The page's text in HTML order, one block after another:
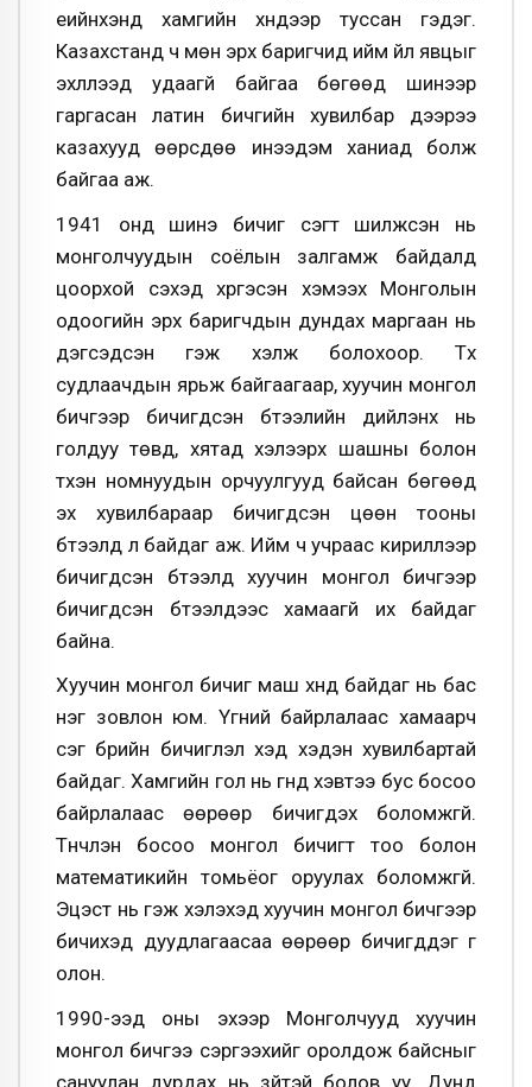
үеийнхэнд хамгийн хүндээр туссан гэдэг.
Казахстанд ч мөн эрх баригчид ийм үйл явцыг
эхлүүлээд удаагүй байгаа бөгөөд шинээр
гаргасан латин бичгийн хувилбар дээрээ
казахууд өөрсдөө инээдэм ханиад болж
байгаа аж.
1941 онд шинэ бичиг үсэгт шилжсэн нь
монголчуудын соёлын залгамж байдалд
цоорхой үүсэхэд хүргэсэн хэмээх Монголын
одоогийн эрх баригчдын дундах маргаан нь
дэгсэдсэн гэж хэлж болохоор. Түүх
судлаачдын ярьж байгаагаар, хуучин монгол
бичгээр бичигдсэн бүтээлийн дийлэнх нь
голдуу төвд, хятад хэлээрх шашны болон
түүхэн номнуудын орчуулгууд байсан бөгөөд
эх хувилбараар бичигдсэн цөөн тооны
бүтээлүүд л байдаг аж. Ийм ч учраас кириллээр
бичигдсэн бүтээлүүд хуучин монгол бичгээр
бичигдсэн бүтээлүүдээс хамаагүй их байдаг
байна.
Хуучин монгол бичиг маш хүнд байдаг нь бас
нэг зовлон юм. Үгний байрлалаас хамаарч
үсэг бүрийн бичиглэл хэд хэдэн хувилбартай
байдаг. Хамгийн гол нь үгнүүд хэвтээ бус босоо
байрлалаас өөрөөр бичигдэх боломжгүй.
Түүнчлэн босоо монгол бичигт тоо болон
математикийн томьёог оруулах боломжгүй.
Эцэст нь гэж хэлэхэд хуучин монгол бичгээр
бичихэд дуудлагаасаа өөрөөр бичигддэг үг
олон.
1990-ээд оны эхээр Монголчууд хуучин
монгол бичгээ сэргээхийг оролдож байсныг
сануулан дурдах нь зүйтэй болов уу. Дунд